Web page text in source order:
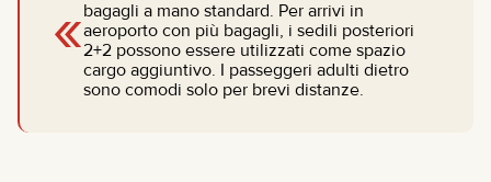
«bagagli a mano standard. Per arrivi in
aeroporto con più bagagli, i sedili posteriori
2+2 possono essere utilizzati come spazio
cargo aggiuntivo. I passeggeri adulti dietro
sono comodi solo per brevi distanze.